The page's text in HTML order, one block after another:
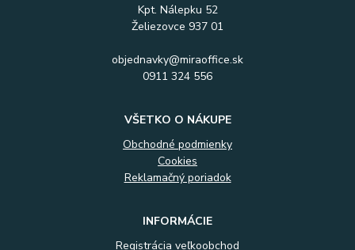
Kpt. Nálepku 52
Želiezovce 937 01
objednavky@miraoffice.sk
0911 324 556
VŠETKO O NÁKUPE
Obchodné podmienky
Cookies
Reklamačný poriadok
INFORMÁCIE
Registrácia veľkoobchod